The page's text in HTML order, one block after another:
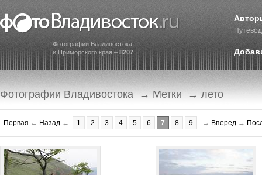
Фотографии Владивостока
и Приморского края – 8207
Фотографии Владивостока → Метки → лето
Первая ← Назад ← 1 2 3 4 5 6 7 8 9 → Вперед →